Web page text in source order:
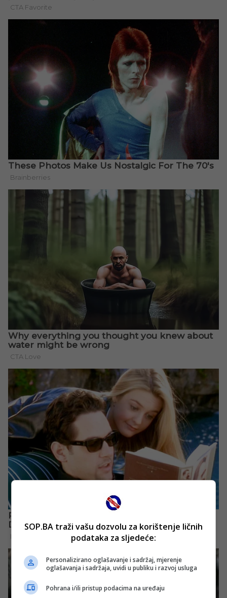
SOP.BA traži vašu dozvolu za korištenje ličnih
podataka za sljedeće:
Personalizirano oglašavanje i sadržaj, mjerenje
oglašavanja i sadržaja, uvidi u publiku i razvoj usluga
Pohrana i/ili pristup podacima na uređaju